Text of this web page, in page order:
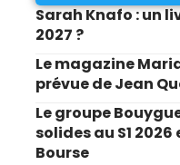
Sarah Knafo : un
2027 ?
Le magazine
prévue de Jean
Le groupe
solides au S1
Bourse